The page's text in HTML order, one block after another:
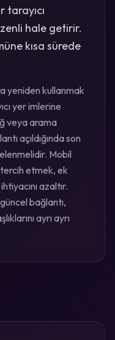
hale getirir.
kısa sürede
yeniden kullanmak
yer imlerine
veya arama
açıldığında son
Mobil
tercih etmek, ek
azaltır.
bağlantı,
ayrı ayrı